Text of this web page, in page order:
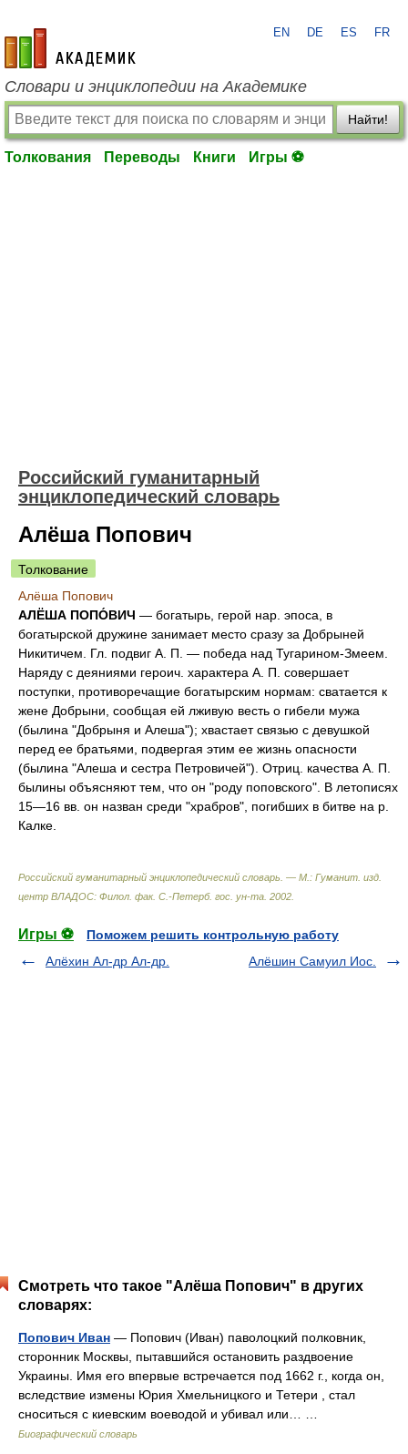
academic.ru
EN DE ES FR
Словари и энциклопедии на Академике
Найти!
Толкования Переводы Книги Игры ⚽
Российский гуманитарный
энциклопедический словарь
Алёша Попович
Толкование
Алёша Попович
АЛЁША ПОПО́ВИЧ — богатырь, герой нар. эпоса, в
богатырской дружине занимает место сразу за Добрыней
Никитичем. Гл. подвиг А. П. — победа над Тугарином-Змеем.
Наряду с деяниями героич. характера А. П. совершает
поступки, противоречащие богатырским нормам: сватается к
жене Добрыни, сообщая ей лживую весть о гибели мужа
(былина "Добрыня и Алеша"); хвастает связью с девушкой
перед ее братьями, подвергая этим ее жизнь опасности
(былина "Алеша и сестра Петровичей"). Отриц. качества А. П.
былины объясняют тем, что он "роду поповского". В летописях
15—16 вв. он назван среди "храбров", погибших в битве на р.
Калке.
Российский гуманитарный энциклопедический словарь. — М.: Гуманит. изд.
центр ВЛАДОС: Филол. фак. С.-Петерб. гос. ун-та 2002
Игры ⚽
Поможем решить контрольную работу
Алёхин Ал-др Ал-др.
Алёшин Самуил Иос.
Смотреть что такое "Алёша Попович" в других
словарях:
Попович Иван — Попович (Иван) паволоцкий полковник,
сторонник Москвы, пытавшийся остановить раздвоение
Украины. Имя его впервые встречается под 1662 г., когда он,
вследствие измены Юрия Хмельницкого и Тетери , стал
сноситься с киевским воеводой и убивал или… …
Биографический словарь